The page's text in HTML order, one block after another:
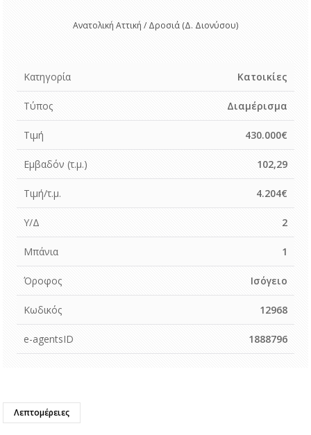
Ανατολική Αττική / Δροσιά (Δ. Διονύσου)
Κατηγορία Κατοικίες
Τύπος Διαμέρισμα
Τιμή 430.000€
Εμβαδόν (τ.μ.) 102,29
Τιμή/τ.μ. 4.204€
Υ/Δ 2
Μπάνια 1
Όροφος Ισόγειο
Κωδικός 12968
e-agentsID 1888796
Λεπτομέρειες